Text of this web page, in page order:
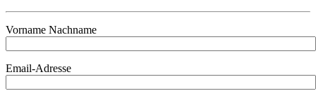
Vorname Nachname
Email-Adresse